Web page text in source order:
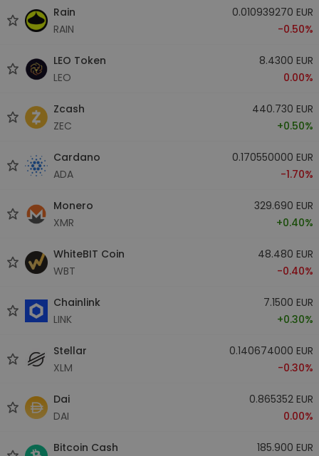
Rain
RAIN
0.010939270 EUR
-0.50%
LEO Token
LEO
8.4300 EUR
0.00%
Zcash
ZEC
440.730 EUR
+0.50%
Cardano
ADA
0.170550000 EUR
-1.70%
Monero
XMR
329.690 EUR
+0.40%
WhiteBIT Coin
WBT
48.480 EUR
-0.40%
Chainlink
LINK
7.1500 EUR
+0.30%
Stellar
XLM
0.140674000 EUR
-0.30%
Dai
DAI
0.865352 EUR
0.00%
Bitcoin Cash
185.900 EUR